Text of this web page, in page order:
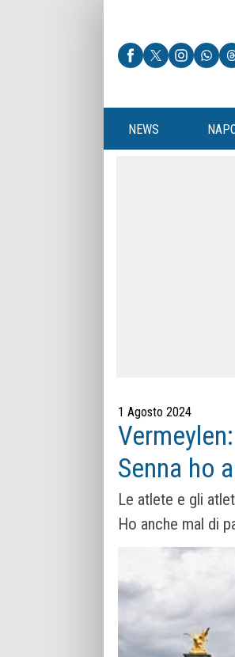
NEWS
1 Agosto 2024
Senna ho
Le atlete e gli
Ho anche mal di